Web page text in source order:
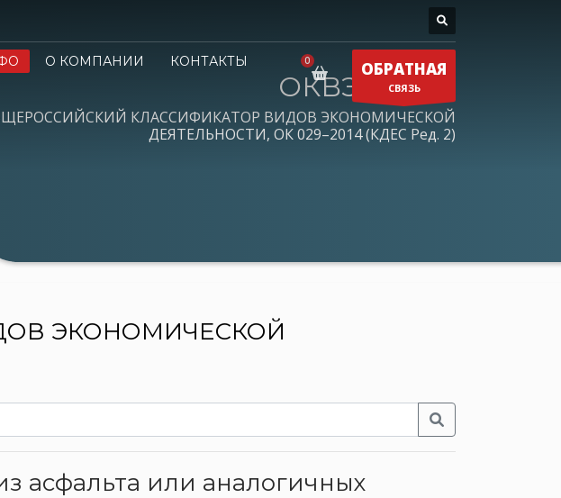
О КОМПАНИИ
КОНТАКТЫ
ОБРАТНАЯ
СВЯЗЬ
ОКВЭД 2026
КЛАССИФИКАТОР ВИДОВ ЭКОНОМИЧЕСКОЙ
ДЕЯТЕЛЬНОСТИ, ОК 029–2014 (КДЕС Ред. 2)
ЭКОНОМИЧЕСКОЙ
асфальта или аналогичных